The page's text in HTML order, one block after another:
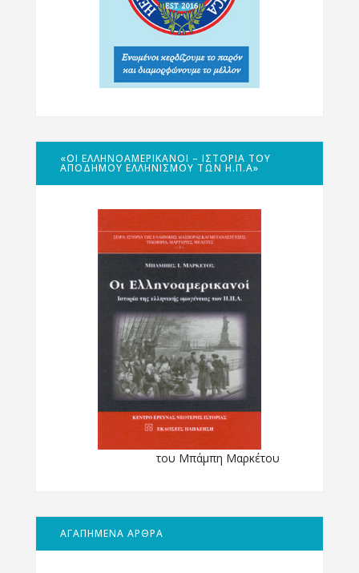
«ΟΙ ΕΛΛΗΝΟΑΜΕΡΙΚΑΝΟΊ – ΙΣΤΟΡΊΑ ΤΟΥ
ΑΠΌΔΗΜΟΥ ΕΛΛΗΝΙΣΜΟΎ ΤΩΝ Η.Π.Α»
του Μπάμπη Μαρκέτου
ΑΓΑΠΗΜΕΝΑ ΑΡΘΡΑ